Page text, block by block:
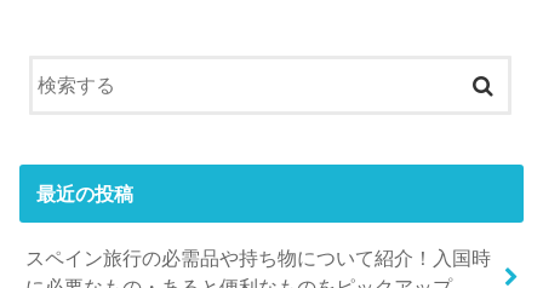
最近の投稿
スペイン旅行の必需品や持ち物について紹介！入国時